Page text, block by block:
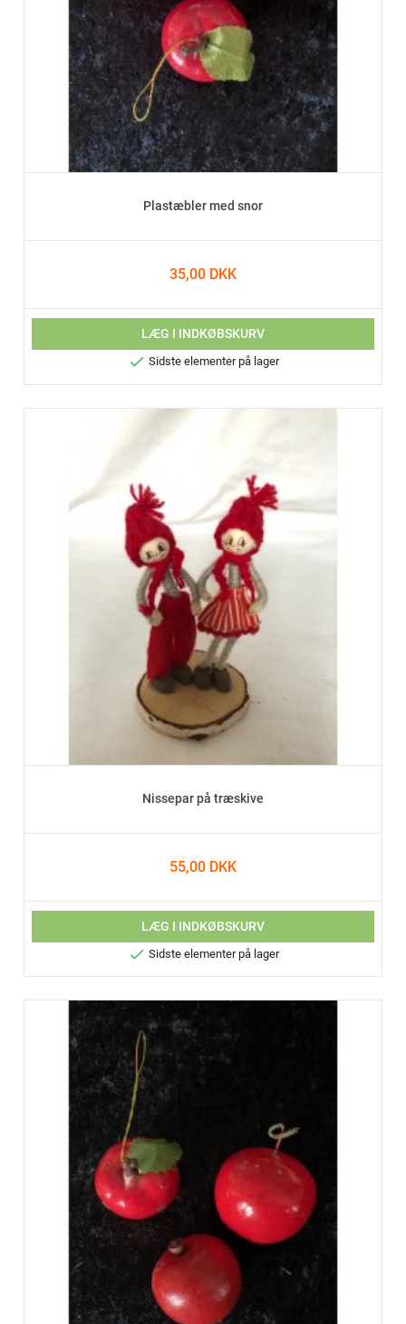
Plastæbler med snor
35,00 DKK
LÆG I INDKØBSKURV
 Sidste elementer på lager
Nissepar på træskive
55,00 DKK
LÆG I INDKØBSKURV
 Sidste elementer på lager